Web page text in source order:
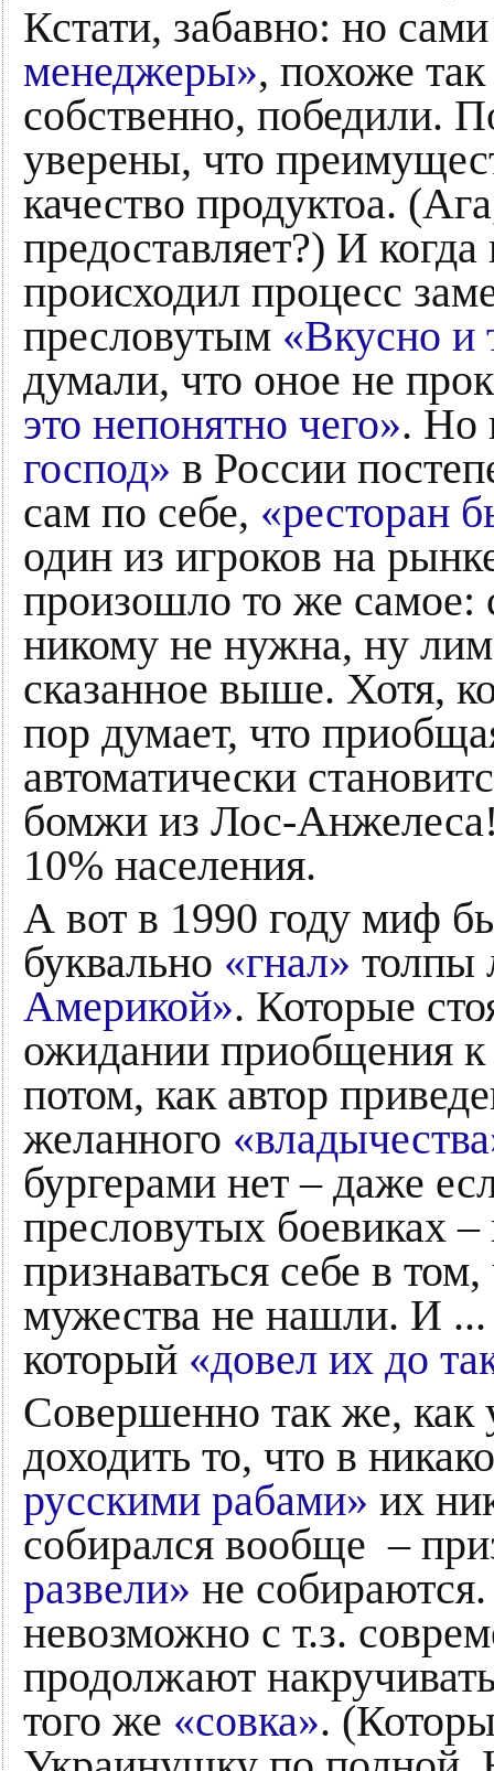
Кстати, забавно: но
менеджеры», похоже
собственно, победили.
уверены, что
качество продуктоа.
предоставляет?) И
происходил процесс
пресловутым «Вкусно и
думали, что оное не
это непонятно чего». Но
господ» в России
сам по себе, «ресторан
один из игроков на
произошло то же самое:
никому не нужна, ну
сказанное выше. Хотя,
пор думает, что
автоматически
бомжи из Лос-
10% населения.
А вот в 1990 году миф
буквально «гнал» толпы
Америкой». Которые
ожидании приобщения
потом, как автор
желанного
бургерами нет – даже
пресловутых боевиках
признаваться себе в
мужества не нашли. И
который «довел их до
Совершенно так же, как
доходить то, что в
русскими рабами» их
собирался вообще –
развели» не
невозможно с т.з.
продолжают
того же «совка».